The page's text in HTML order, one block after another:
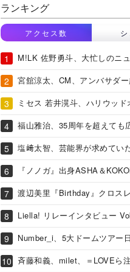
ランキング
アクセス数
M!LK 佐野勇斗、大忙しのニ
宮舘涼太、CM、アンバサダ
ミセス 若井滉斗、ハリウッド
福山雅治、35周年を超えても
塩﨑太智、芸能界が求めてい
『ノノガ』出身ASHA＆
渡辺美里『Birthday』クロス
Liella! リレーインタビュー
Number_i、5大ドームツアー
斉藤和義、milet、＝LOVEら